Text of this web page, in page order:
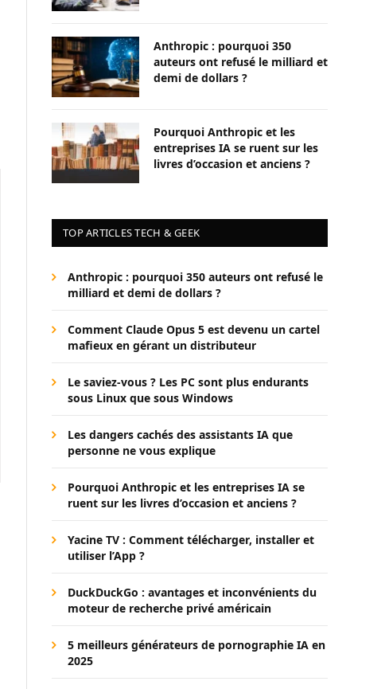
Anthropic : pourquoi 350
auteurs ont refusé le milliard et
demi de dollars ?
Pourquoi Anthropic et les
entreprises IA se ruent sur les
livres d’occasion et anciens ?
TOP ARTICLES TECH & GEEK
Anthropic : pourquoi 350 auteurs ont refusé le
milliard et demi de dollars ?
Comment Claude Opus 5 est devenu un cartel
mafieux en gérant un distributeur
Le saviez-vous ? Les PC sont plus endurants
sous Linux que sous Windows
Les dangers cachés des assistants IA que
personne ne vous explique
Pourquoi Anthropic et les entreprises IA se
ruent sur les livres d’occasion et anciens ?
Yacine TV : Comment télécharger, installer et
utiliser l’App ?
DuckDuckGo : avantages et inconvénients du
moteur de recherche privé américain
5 meilleurs générateurs de pornographie IA en
2025